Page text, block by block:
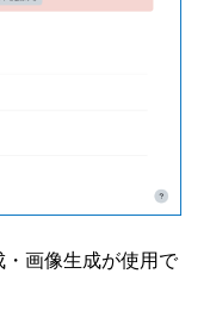
画像生成が使用で